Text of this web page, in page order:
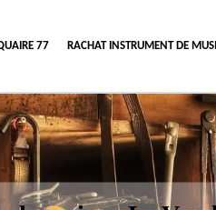
77 RACHAT INSTRUMENT DE